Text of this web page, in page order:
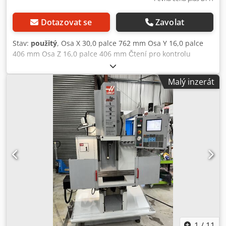
maximální vzdálenost vřetene od stolu: 636 mm, - rozměry
(š x h x v): 220 x 175 x 270 cm, - hmotnost: 1 315 kg, - 3 T-
drážky šířky 16 mm, - výkon vřetena: 5,6 kW, - maximální
krouticí moment: 45 Nm, - kužel vřetene: CT40/ISO/BT40.
Stroj je po kompletní generální opravě. Kontrolovány byly
kuličkové šrouby, vedení, mazací systém, vřeteno, motor
vřetene, enkodér, vector drive, měniče, IO deska,
procesorová deska, veškeré komponenty v elektrickém
rozvaděči, pohony os, výměna nástrojů, řídicí systém a
další. Neváhejte nás kontaktovat. Nabízíme i dovoz na
objednávku a odbornou předprodejní kontrolu všech
soustruhů a frézek Haas, jako jsou řady VF, VM, DT, DM,
Mini Mill, EC, UMC, ST, DS, SL, TL a další.
Dotazovat se Zavolat
Stav: použitý, Osa X 30,0 palce 762 mm Osa Y 16,0 palce
406 mm Osa Z 16,0 palce 406 mm Čtení pro kontrolu
Djdpfx Amoiypzdorock Připraveno k dodání
Malý inzerát